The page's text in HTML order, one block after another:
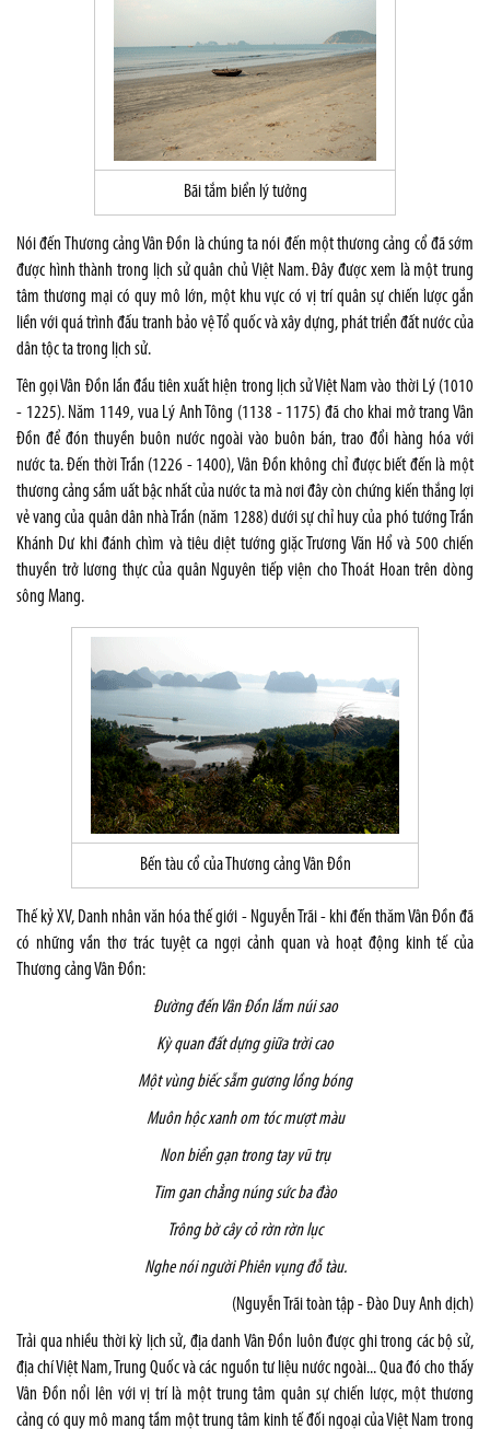
Bãi tắm biển lý tưởng
Nói đến Thương cảng Vân Đồn là chúng ta nói đến một thương cảng cổ đã sớm
được hình thành trong lịch sử quân chủ Việt Nam. Đây được xem là một trung
tâm thương mại có quy mô lớn, một khu vực có vị trí quân sự chiến lược gắn
liền với quá trình đấu tranh bảo vệ Tổ quốc và xây dựng, phát triển đất nước của
dân tộc ta trong lịch sử.
Tên gọi Vân Đồn lần đầu tiên xuất hiện trong lịch sử Việt Nam vào thời Lý (1010
- 1225). Năm 1149, vua Lý Anh Tông (1138 - 1175) đã cho khai mở trang Vân
Đồn để đón thuyền buôn nước ngoài vào buôn bán, trao đổi hàng hóa với
nước ta. Đến thời Trần (1226 - 1400), Vân Đồn không chỉ được biết đến là một
thương cảng sầm uất bậc nhất của nước ta mà nơi đây còn chứng kiến thắng lợi
vẻ vang của quân dân nhà Trần (năm 1288) dưới sự chỉ huy của phó tướng Trần
Khánh Dư khi đánh chìm và tiêu diệt tướng giặc Trương Văn Hổ và 500 chiến
thuyền trở lương thực của quân Nguyên tiếp viện cho Thoát Hoan trên dòng
sông Mang.
Bến tàu cổ của Thương cảng Vân Đồn
Thế kỷ XV, Danh nhân văn hóa thế giới - Nguyễn Trãi - khi đến thăm Vân Đồn đã
có những vần thơ trác tuyệt ca ngợi cảnh quan và hoạt động kinh tế của
Thương cảng Vân Đồn:
Đường đến Vân Đồn lắm núi sao
Kỳ quan đất dựng giữa trời cao
Một vùng biếc sẫm gương lồng bóng
Muôn hộc xanh om tóc mượt màu
Non biển gạn trong tay vũ trụ
Tim gan chẳng núng sức ba đào
Trông bờ cây cỏ rờn rờn lục
Nghe nói người Phiên vụng đỗ tàu.
(Nguyễn Trãi toàn tập - Đào Duy Anh dịch)
Trải qua nhiều thời kỳ lịch sử, địa danh Vân Đồn luôn được ghi trong các bộ sử,
địa chí Việt Nam, Trung Quốc và các nguồn tư liệu nước ngoài... Qua đó cho thấy
Vân Đồn nổi lên với vị trí là một trung tâm quân sự chiến lược, một thương
cảng có quy mô mang tầm một trung tâm kinh tế đối ngoại của Việt Nam trong